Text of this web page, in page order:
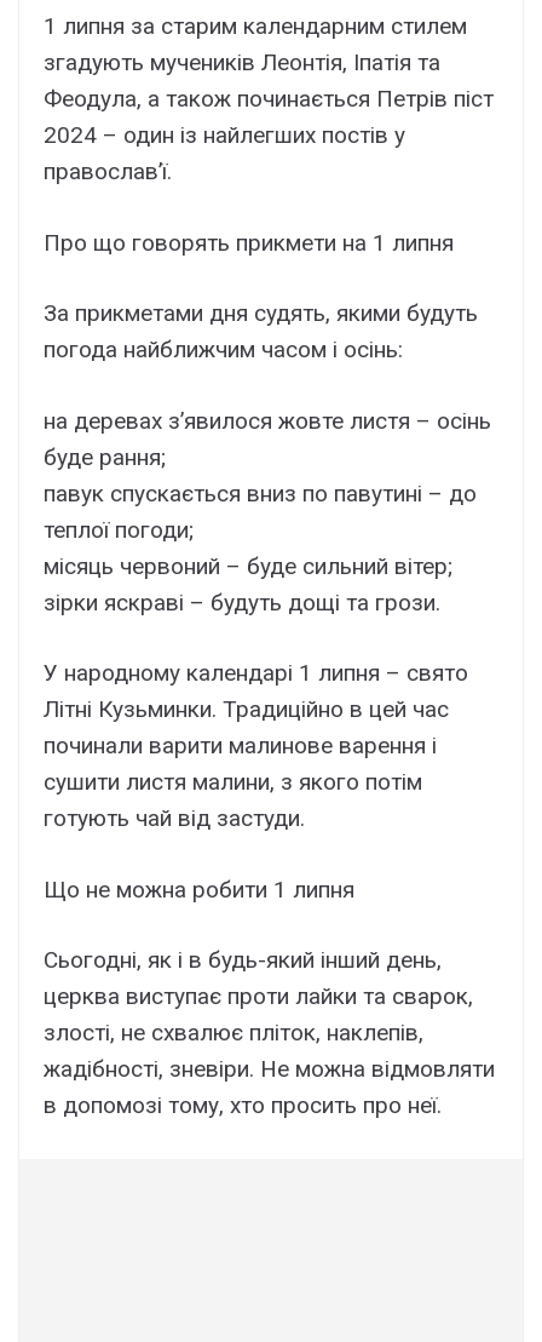
1 липня за старим календарним стилем
згадують мучеників Леонтія, Іпатія та
Феодула, а також починається Петрів піст
2024 – один із найлегших постів у
православ’ї.
Про що говорять прикмети на 1 липня
За прикметами дня судять, якими будуть
погода найближчим часом і осінь:
на деревах з’явилося жовте листя – осінь
буде рання;
павук спускається вниз по павутині – до
теплої погоди;
місяць червоний – буде сильний вітер;
зірки яскраві – будуть дощі та грози.
У народному календарі 1 липня – свято
Літні Кузьминки. Традиційно в цей час
починали варити малинове варення і
сушити листя малини, з якого потім
готують чай від застуди.
Що не можна робити 1 липня
Сьогодні, як і в будь-який інший день,
церква виступає проти лайки та сварок,
злості, не схвалює пліток, наклепів,
жадібності, зневіри. Не можна відмовляти
в допомозі тому, хто просить про неї.